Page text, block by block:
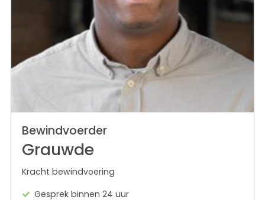
Bewindvoerder
Grauwde
Kracht bewindvoering
Gesprek binnen 24 uur